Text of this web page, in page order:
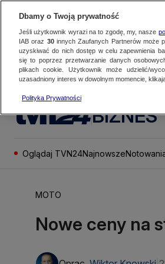
BIZNES
Oglądaj TVN24Najnowsze
MOTO
Nowe ceny na
Dbamy o Twoją prywatność
Jeśli użytkownik wyrazi na to zgodę, my, nasze
IAB oraz 30innych Zaufanych Partnerów może
uzyskiwać do nich dostęp w celu zapewnienia
się to poprzez przetwarzanie danych
plikach cookie. Użytkownik może udzielić/
uzasadniony interes w dowolnym momencie,
Polityka Prywatności